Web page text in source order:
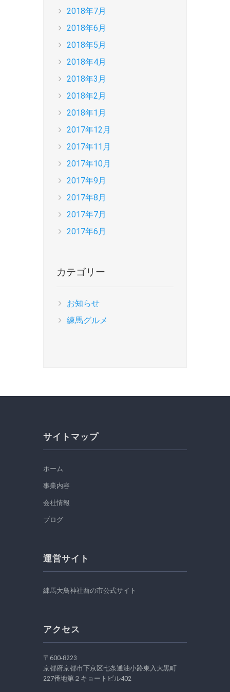
2018年7月
2018年6月
2018年5月
2018年4月
2018年3月
2018年2月
2018年1月
2017年12月
2017年11月
2017年10月
2017年9月
2017年8月
2017年7月
2017年6月
カテゴリー
お知らせ
練馬グルメ
サイトマップ
ホーム
事業内容
会社情報
ブログ
運営サイト
練馬大鳥神社酉の市公式サイト
アクセス
〒600-8223
京都府京都市下京区七条通油小路東入大黒町
227番地第２キョートビル402